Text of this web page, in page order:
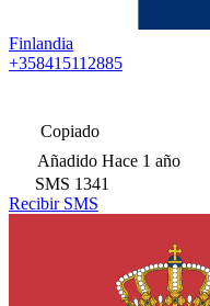
Finlandia
+358415112885
Copiado
Añadido Hace 1 año
SMS 1341
Recibir SMS